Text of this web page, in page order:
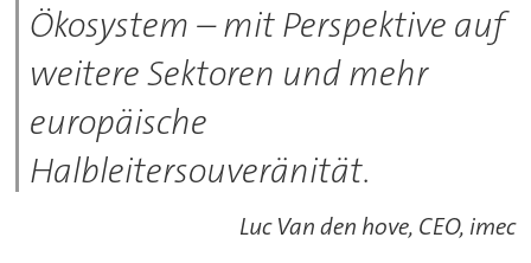
Ökosystem – mit Perspektive auf
weitere Sektoren und mehr
europäische
Halbleitersouveränität.
Luc Van den hove, CEO, imec